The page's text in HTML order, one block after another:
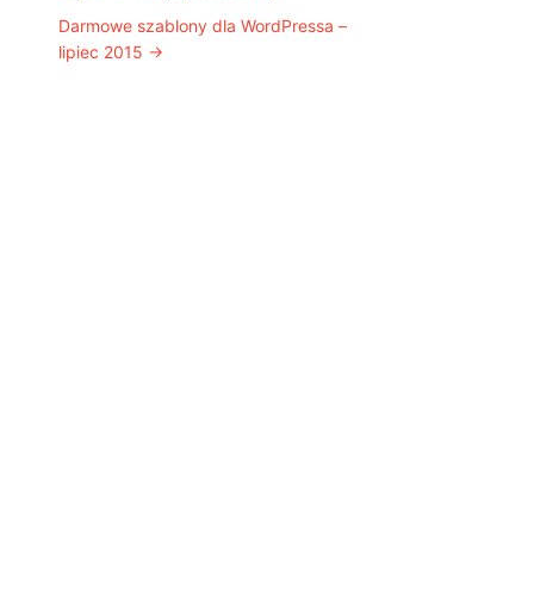
Darmowe szablony dla WordPressa –
lipiec 2015 →